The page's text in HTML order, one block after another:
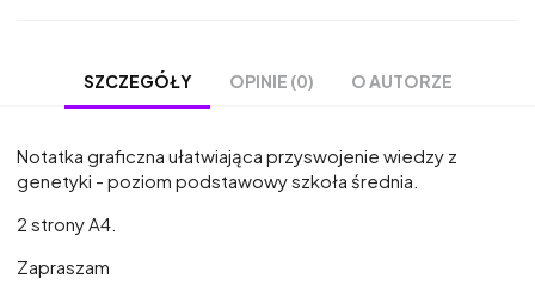
SZCZEGÓŁY OPINIE (0) O AUTORZE
Notatka graficzna ułatwiająca przyswojenie wiedzy z
genetyki - poziom podstawowy szkoła średnia.
2 strony A4.
Zapraszam